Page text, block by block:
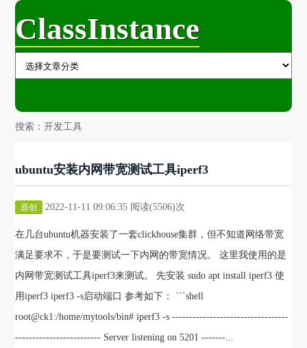
ClassInstance
搜索：开发工具
ubuntu安装内网带宽测试工具iperf3
原创 2022-11-11 09:06:35 阅读(5506)次
在几台ubuntu机器安装了一套clickhouse集群，但不知道网络带宽
满足要求不，于是要测试一下内网的带宽情况。 这里我使用的是
内网带宽测试工具iperf3来测试。 先安装 sudo apt install iperf3 使
用iperf3 iperf3 -s启动端口 参考如下： ```shell
root@ck1:/home/mytools/bin# iperf3 -s ----------------------------------
------------------------- Server listening on 5201 -------...